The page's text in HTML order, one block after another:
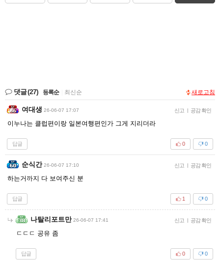
댓글(27) 등록순 최신순 새로고침
여대생 26-06-07 17:07 신고 | 공감 확인
이누나는 클럽편이랑 일본여행편인가 그게 지리더라
답글 0
0
순식간 26-06-07 17:10 신고 | 공감 확인
하는거까지 다 보여주신 분
답글 0
1
나탈리포트만 26-06-07 17:41 신고 | 공감 확인
ㄷㄷㄷ 공유 좀
답글 0
0